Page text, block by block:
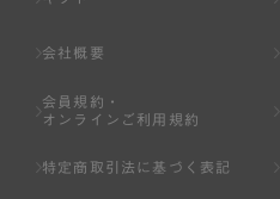
会社概要
会員規約・
オンラインご利用規約
特定商取引法に基づく表記